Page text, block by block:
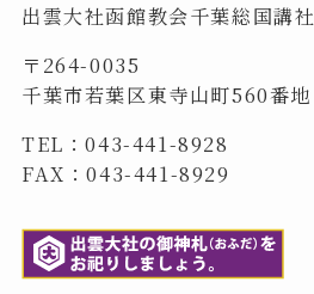
出雲大社函館教会千葉総国講社
〒264-0035
千葉市若葉区東寺山町560番地
TEL：043-441-8928
FAX：043-441-8929